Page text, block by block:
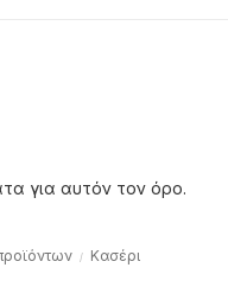
για αυτόν τον όρο.
Κασέρι